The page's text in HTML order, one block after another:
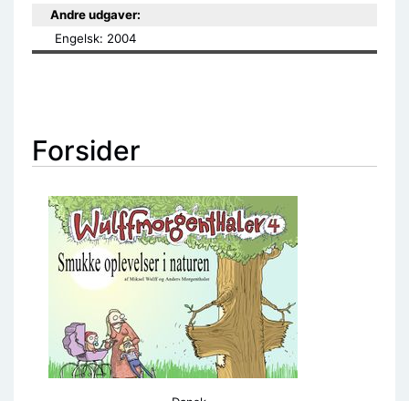
Andre udgaver:
Engelsk: 2004
Forsider